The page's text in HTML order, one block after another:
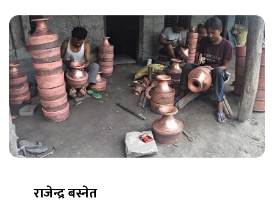
राजेन्द्र बस्नेत